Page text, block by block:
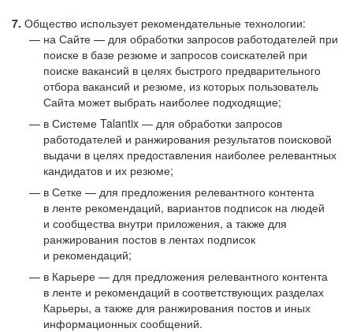
7. Общество использует рекомендательные технологии:
на Сайте — для обработки запросов работодателей при
поиске в базе резюме и запросов соискателей при
поиске вакансий в целях быстрого предварительного
отбора вакансий и резюме, из которых пользователь
Сайта может выбрать наиболее подходящие;
в Системе Talantix — для обработки запросов
работодателей и ранжирования результатов поисковой
выдачи в целях предоставления наиболее релевантных
кандидатов и их резюме;
в Сетке — для предложения релевантного контента
в ленте рекомендаций, вариантов подписок на людей
и сообщества внутри приложения, а также для
ранжирования постов в лентах подписок
и рекомендаций;
в Карьере — для предложения релевантного контента
в ленте и рекомендаций в соответствующих разделах
Карьеры, а также для ранжирования постов и иных
информационных сообщений.